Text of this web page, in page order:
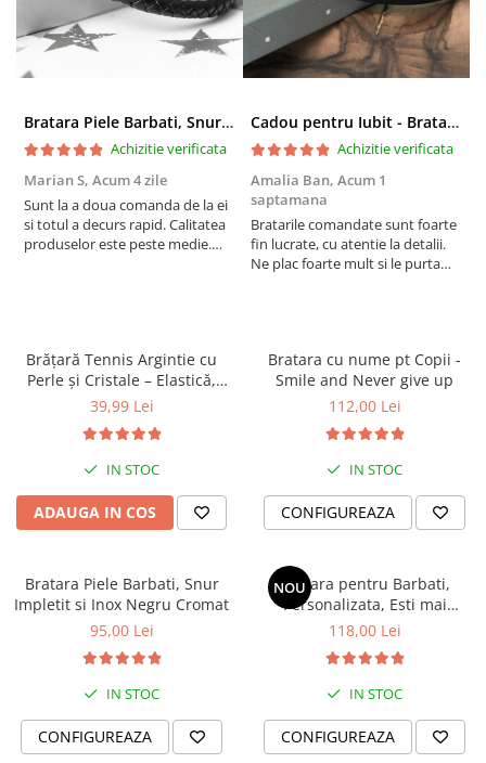
Personalizare:
Poți personaliza culorile și dimensiunile brățării pentru a se
potrivi perfect cu stilul tău.
Brățara vine ambalată într-o cutie
elegantă de cadou, pregătită să fie oferită unei persoane
speciale.
cum să alegi corect Mărimea Brățării.
experiență. Oferim garanție pentru toate produsele și reparații, dacă este necesar.
Transportul pentru reparații este suportat de client, iar costul reparațiilor poate fi acoperit de
Alege o brățară care să îți amintească de forța și iubirea din viața ta, fie că o
porți tu sau o oferi cadou.
Bratara Piele Barbati, Snur Impletit si Inox Negru Cromat
Achizitie verificata
Marian S, Acum 4 zile
Sunt la a doua comanda de la ei
si totul a decurs rapid. Calitatea
produselor este peste medie.
Cadou pentru Iubit - Bratara din Piele si Argint - mesaj Cu tine
Achizitie verificata
Amalia Ban, Acum 1
saptamana
Bratarile comandate sunt foarte
fin lucrate, cu atentie la detalii.
Ne plac foarte mult si le purtam
Brățară Tennis Argintie cu
Perle și Cristale – Elastică,
Damă, Cadou
39,99 Lei
IN STOC
ADAUGA IN COS
Bratara cu nume pt Copii -
Smile and Never give up
112,00 Lei
IN STOC
CONFIGUREAZA
Bratara Piele Barbati, Snur
Impletit si Inox Negru Cromat
95,00 Lei
IN STOC
CONFIGUREAZA
NOU
Bratara pentru Barbati,
Personalizata, Esti mai
puternic si mai iubit
118,00 Lei
IN STOC
CONFIGUREAZA